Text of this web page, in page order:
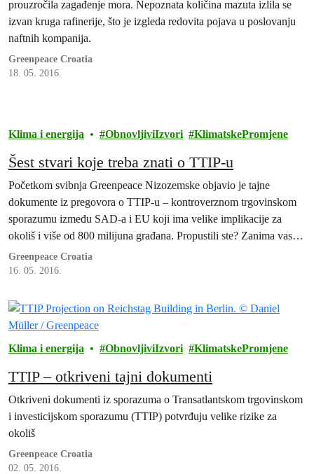
prouzročila zagađenje mora. Nepoznata količina mazuta izlila se
izvan kruga rafinerije, što je izgleda redovita pojava u poslovanju
naftnih kompanija.
Greenpeace Croatia
18. 05. 2016.
Klima i energija ObnovljiviIzvori KlimatskePromjene
Šest stvari koje treba znati o TTIP-u
Početkom svibnja Greenpeace Nizozemske objavio je tajne
dokumente iz pregovora o TTIP-u – kontroverznom trgovinskom
sporazumu između SAD-a i EU koji ima velike implikacije za
okoliš i više od 800 milijuna građana. Propustili ste? Zanima vas
kako to utječe na vas? Čitajte dalje
Greenpeace Croatia
16. 05. 2016.
Klima i energija ObnovljiviIzvori KlimatskePromjene
TTIP – otkriveni tajni dokumenti
Otkriveni dokumenti iz sporazuma o Transatlantskom trgovinskom
i investicijskom sporazumu (TTIP) potvrđuju velike rizike za
okoliš
Greenpeace Croatia
02. 05. 2016.